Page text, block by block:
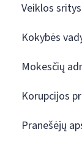
Veiklos sritys
Kokybės
Mokesčių
Korupcijos
Pranešėjų